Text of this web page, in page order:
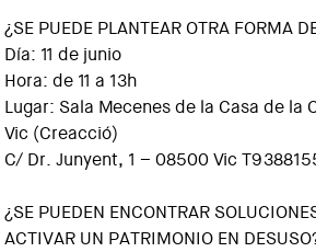
¿SE PUEDE PLANTEAR OTRA FORMA
Día: 11 de junio
Hora: de 11 a 13h
Lugar: Sala Mecenes de la Casa de la
Vic (Creacció)
C/ Dr. Junyent, 1 – 08500 Vic
¿SE PUEDEN ENCONTRAR
ACTIVAR UN PATRIMONIO EN